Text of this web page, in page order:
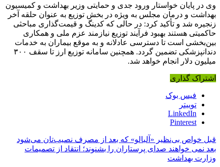
وی در پایان خواستار ورود جدی و حمایتی وزیر بهداشت و کمیسیون
بهداشت و درمان مجلس به ویژه در بخش توزیع به عنوان حلقه آخر
زنجیره شد و تأکید کرد: در حالی که کدینگ و قیمت‌گذاری مباحثی
حاکمیتی هستند بهبود فرآیند توزیع نیازمند عزم ملی و همکاری
بین‌بخشی است تا دسترسی عادلانه و به‌ موقع بیماران به خدمات
دندانپزشکی تضمین گردد. همچنین سامانه توزیع ارز تا سقف ۳۰۰
میلیون دلار انجام خواهد شد.
اشتراک گذاری
فیس بوک
توییتر
LinkedIn
Pinterest
قبل خواص بی‌نظیر «آلبالو» که بعد از مصرف نصیب‌تان می‌شود
بعد نمی خواهند صدای پرستاران را بشنوند؛ انتقاد از تصمیمات
وزارت بهداشت